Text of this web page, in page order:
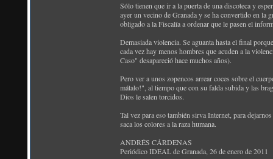
Sólo tienen que ir a la puerta de una discoteca y
ayer un vecino de Granada y se ha convertido en la
obligado a la Fiscalía a ordenar que le pasen el
Demasiada violencia. Se aguanta hasta el final
cada vez hay menos hombres que acuden a la
Caso" desapareció hace muchos años).
Pero ver a unos zopencos arrear coces sobre el
mátalo!", al tiempo que con su falda subida y las
Dios le salen torcidos.
Tal vez para eso también sirva Internet, para
saca los colores a la raza humana.
ANDRÉS CÁRDENAS
Periódico IDEAL de Granada, 26 de enero de 2011